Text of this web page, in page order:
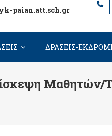
paian.att.sch.gr
ΔΡΑΣΕΙΣ-
Μαθητών/